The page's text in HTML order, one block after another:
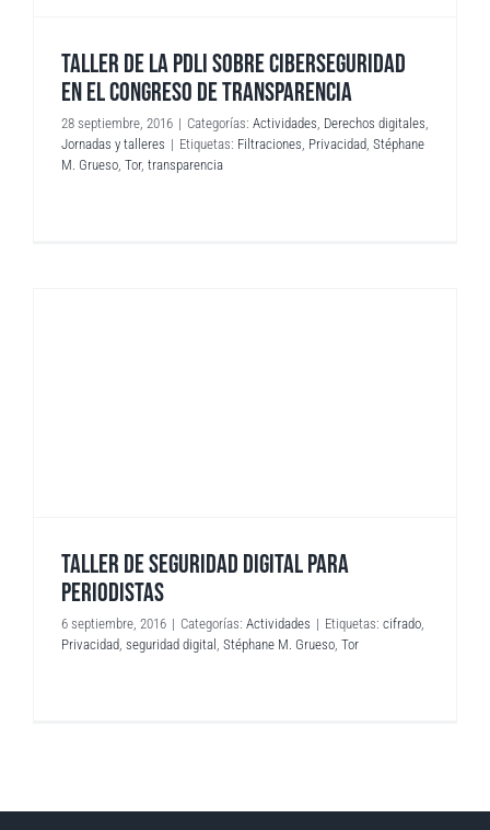
TALLER DE LA PDLI SOBRE CIBERSEGURIDAD
EN EL CONGRESO DE TRANSPARENCIA
28 septiembre, 2016 | Categorías: Actividades, Derechos digitales,
Jornadas y talleres | Etiquetas: Filtraciones, Privacidad, Stéphane
M. Grueso, Tor, transparencia
TALLER DE SEGURIDAD DIGITAL PARA
PERIODISTAS
6 septiembre, 2016 | Categorías: Actividades | Etiquetas: cifrado,
Privacidad, seguridad digital , Stéphane M. Grueso, Tor